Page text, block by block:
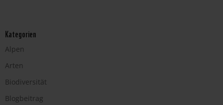
Kategorien
Alpen
Arten
Biodiversität
Blogbeitrag